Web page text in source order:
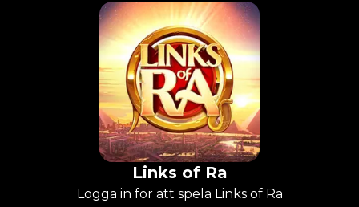
Links of Ra
Logga in för att spela Links of Ra